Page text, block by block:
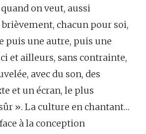
quand on veut, aussi
chacun pour soi,
puis une autre, puis une
et ailleurs, sans contrainte,
avec du son, des
et un écran, le plus
». La culture en chantant…
à la conception